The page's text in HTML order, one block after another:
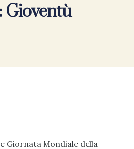
Gioventù
Giornata Mondiale della